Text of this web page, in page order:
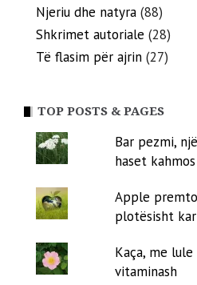
Njeriu dhe natyra (88)
Shkrimet autoriale (28)
Të flasim për ajrin (27)
TOP POSTS & PAGES
Bar pezmi,
haset kahmos
Apple
plotësisht
Kaça, me
vitaminash